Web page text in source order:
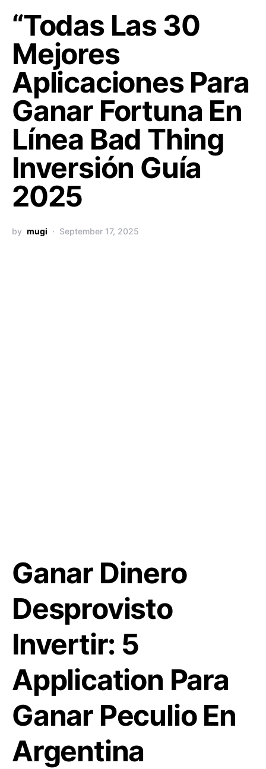
“Todas Las 30
Mejores
Aplicaciones Para
Ganar Fortuna En
Línea Bad Thing
Inversión Guía
2025
by mugi September 17, 2025
Ganar Dinero
Desprovisto
Invertir: 5
Application Para
Ganar Peculio En
Argentina